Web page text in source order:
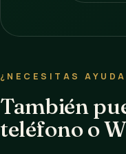
¿NECESITAS
También
teléfono o